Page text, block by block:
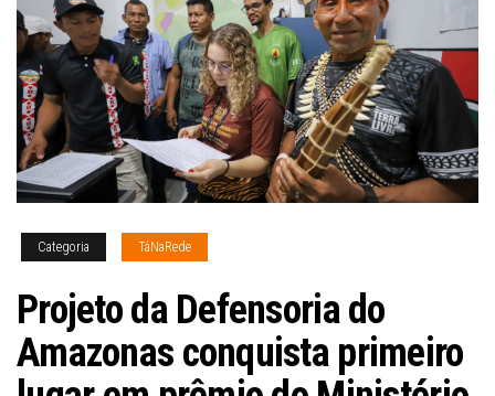
Categoria TáNaRede
Projeto da Defensoria do
Amazonas conquista primeiro